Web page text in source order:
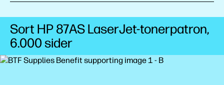
Sort HP 87AS LaserJet-tonerpatron,
6.000 sider